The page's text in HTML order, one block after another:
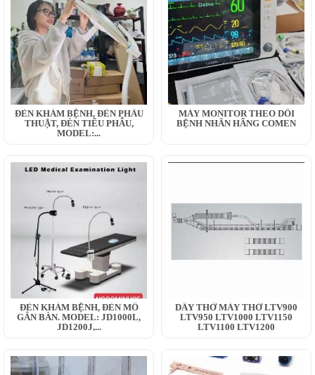
ĐÈN KHÁM BỆNH, ĐÈN PHẪU
THUẬT, ĐÈN TIỂU PHẪU,
MODEL:...
MÁY MONITOR THEO DÕI
BỆNH NHÂN HÃNG COMEN
ĐÈN KHÁM BỆNH, ĐÈN MỔ
GẮN BÀN. MODEL: JD1000L,
JD1200J,...
DÂY THỞ MÁY THỞ LTV900
LTV950 LTV1000 LTV1150
LTV1100 LTV1200